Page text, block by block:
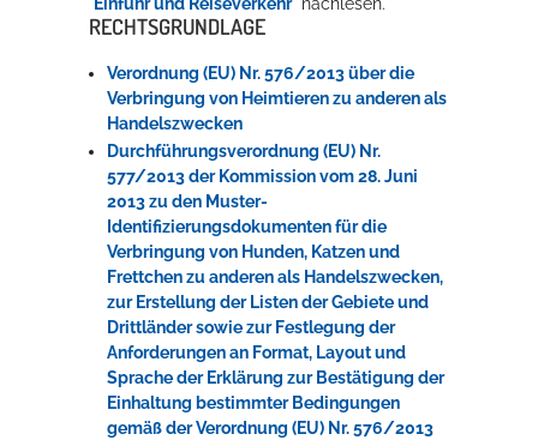
RECHTSGRUNDLAGE
Verordnung (EU) Nr. 576/2013 über die
Verbringung von Heimtieren zu anderen als
Handelszwecken
Durchführungsverordnung (EU) Nr.
577/2013 der Kommission vom 28. Juni
2013 zu den Muster-
Identifizierungsdokumenten für die
Verbringung von Hunden, Katzen und
Frettchen zu anderen als Handelszwecken,
zur Erstellung der Listen der Gebiete und
Drittländer sowie zur Festlegung der
Anforderungen an Format, Layout und
Sprache der Erklärung zur Bestätigung der
Einhaltung bestimmter Bedingungen
gemäß der Verordnung (EU) Nr. 576/2013